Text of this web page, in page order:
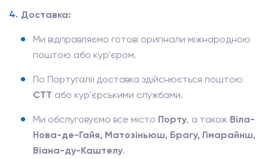
Доставка:
Ми відправляємо готові оригінали міжнародною
поштою або кур'єром.
По Португалії доставка здійснюється поштою
CTT або кур'єрськими службами.
Ми обслуговуємо все місто Порту, а також Віла-
Нова-де-Гайя, Матозіньюш, Брагу, Гімарайнш,
Віана-ду-Каштелу.